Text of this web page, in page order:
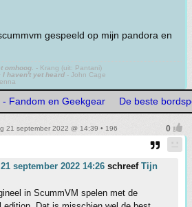
gespeeld op mijn pandora en
omhoog.
- Krang (uit: Pantani)
haven't yet heard - John Cage
- Fandom en Geekgear De beste
21 september 2022 @ 14:39 • 196
september 2022 14:26 schreef Tijn
in ScummVM spelen met de